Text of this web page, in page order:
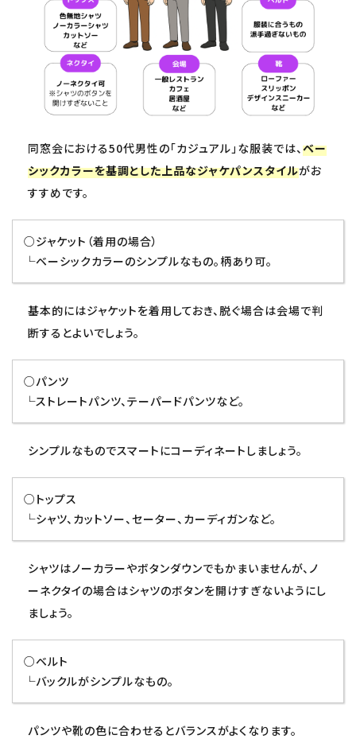
同窓会における50代男性の「カジュアル」な服装では、 ベー
シックカラーを基調とした上品なジャケパンスタイルがお
すすめです。
○ジャケット（着用の場合）
└ベーシックカラーのシンプルなもの。柄あり可。
基本的にはジャケットを着用しておき、脱ぐ場合は会場で判
断するとよいでしょう。
○パンツ
└ストレートパンツ、テーパードパンツなど。
シンプルなものでスマートにコーディネートしましょう。
○トップス
└シャツ、カットソー、セーター、カーディガンなど。
シャツはノーカラーやボタンダウンでもかまいませんが、ノ
ーネクタイの場合はシャツのボタンを開けすぎないようにし
ましょう。
○ベルト
└バックルがシンプルなもの。
パンツや靴の色に合わせるとバランスがよくなります。